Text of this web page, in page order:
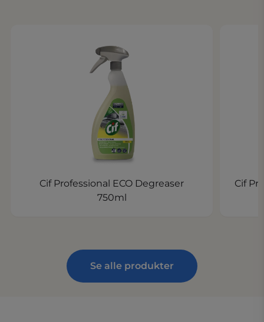
Cif Professional ECO Degreaser
750ml
Cif
Se alle produkter